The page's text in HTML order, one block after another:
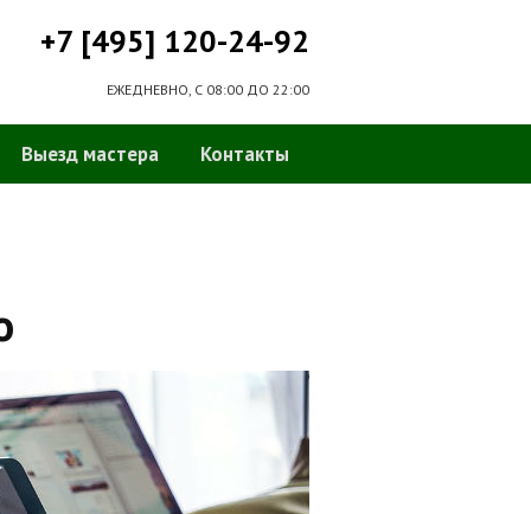
+7 [495] 120-24-92
ЕЖЕДНЕВНО, С 08:00 ДО 22:00
Выезд мастера Контакты